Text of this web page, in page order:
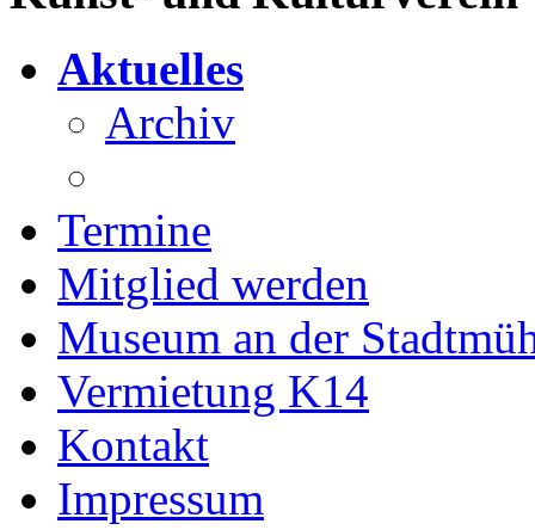
Aktuelles
Archiv
Termine
Mitglied werden
Museum an der
Vermietung K14
Kontakt
Impressum